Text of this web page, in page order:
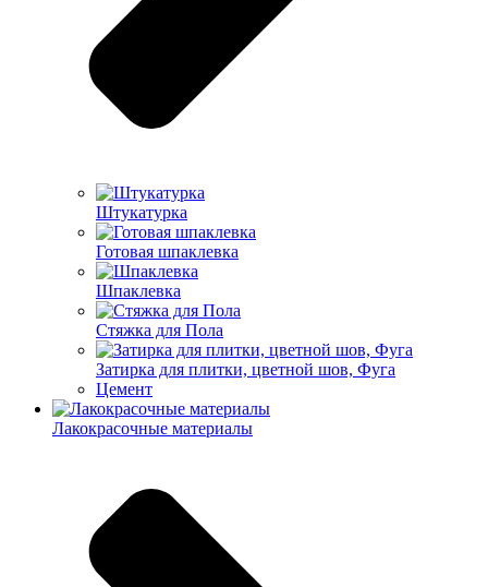
Штукатурка
Готовая шпаклевка
Шпаклевка
Стяжка для Пола
Затирка для плитки, цветной шов, Фуга
Цемент
Лакокрасочные материалы